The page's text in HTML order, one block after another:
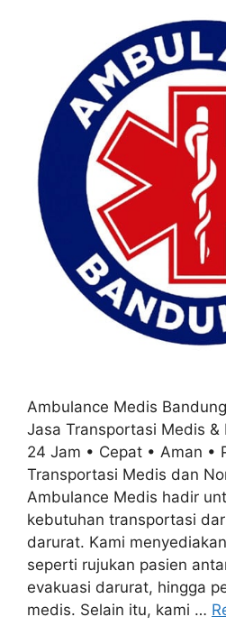
Ambulance Medis
Jasa Transportasi Medis
24 Jam • Cepat • Aman •
Transportasi Medis dan
Ambulance Medis hadir
kebutuhan transportasi
darurat. Kami
seperti rujukan pasien
evakuasi darurat, hingga
medis. Selain itu, kami …